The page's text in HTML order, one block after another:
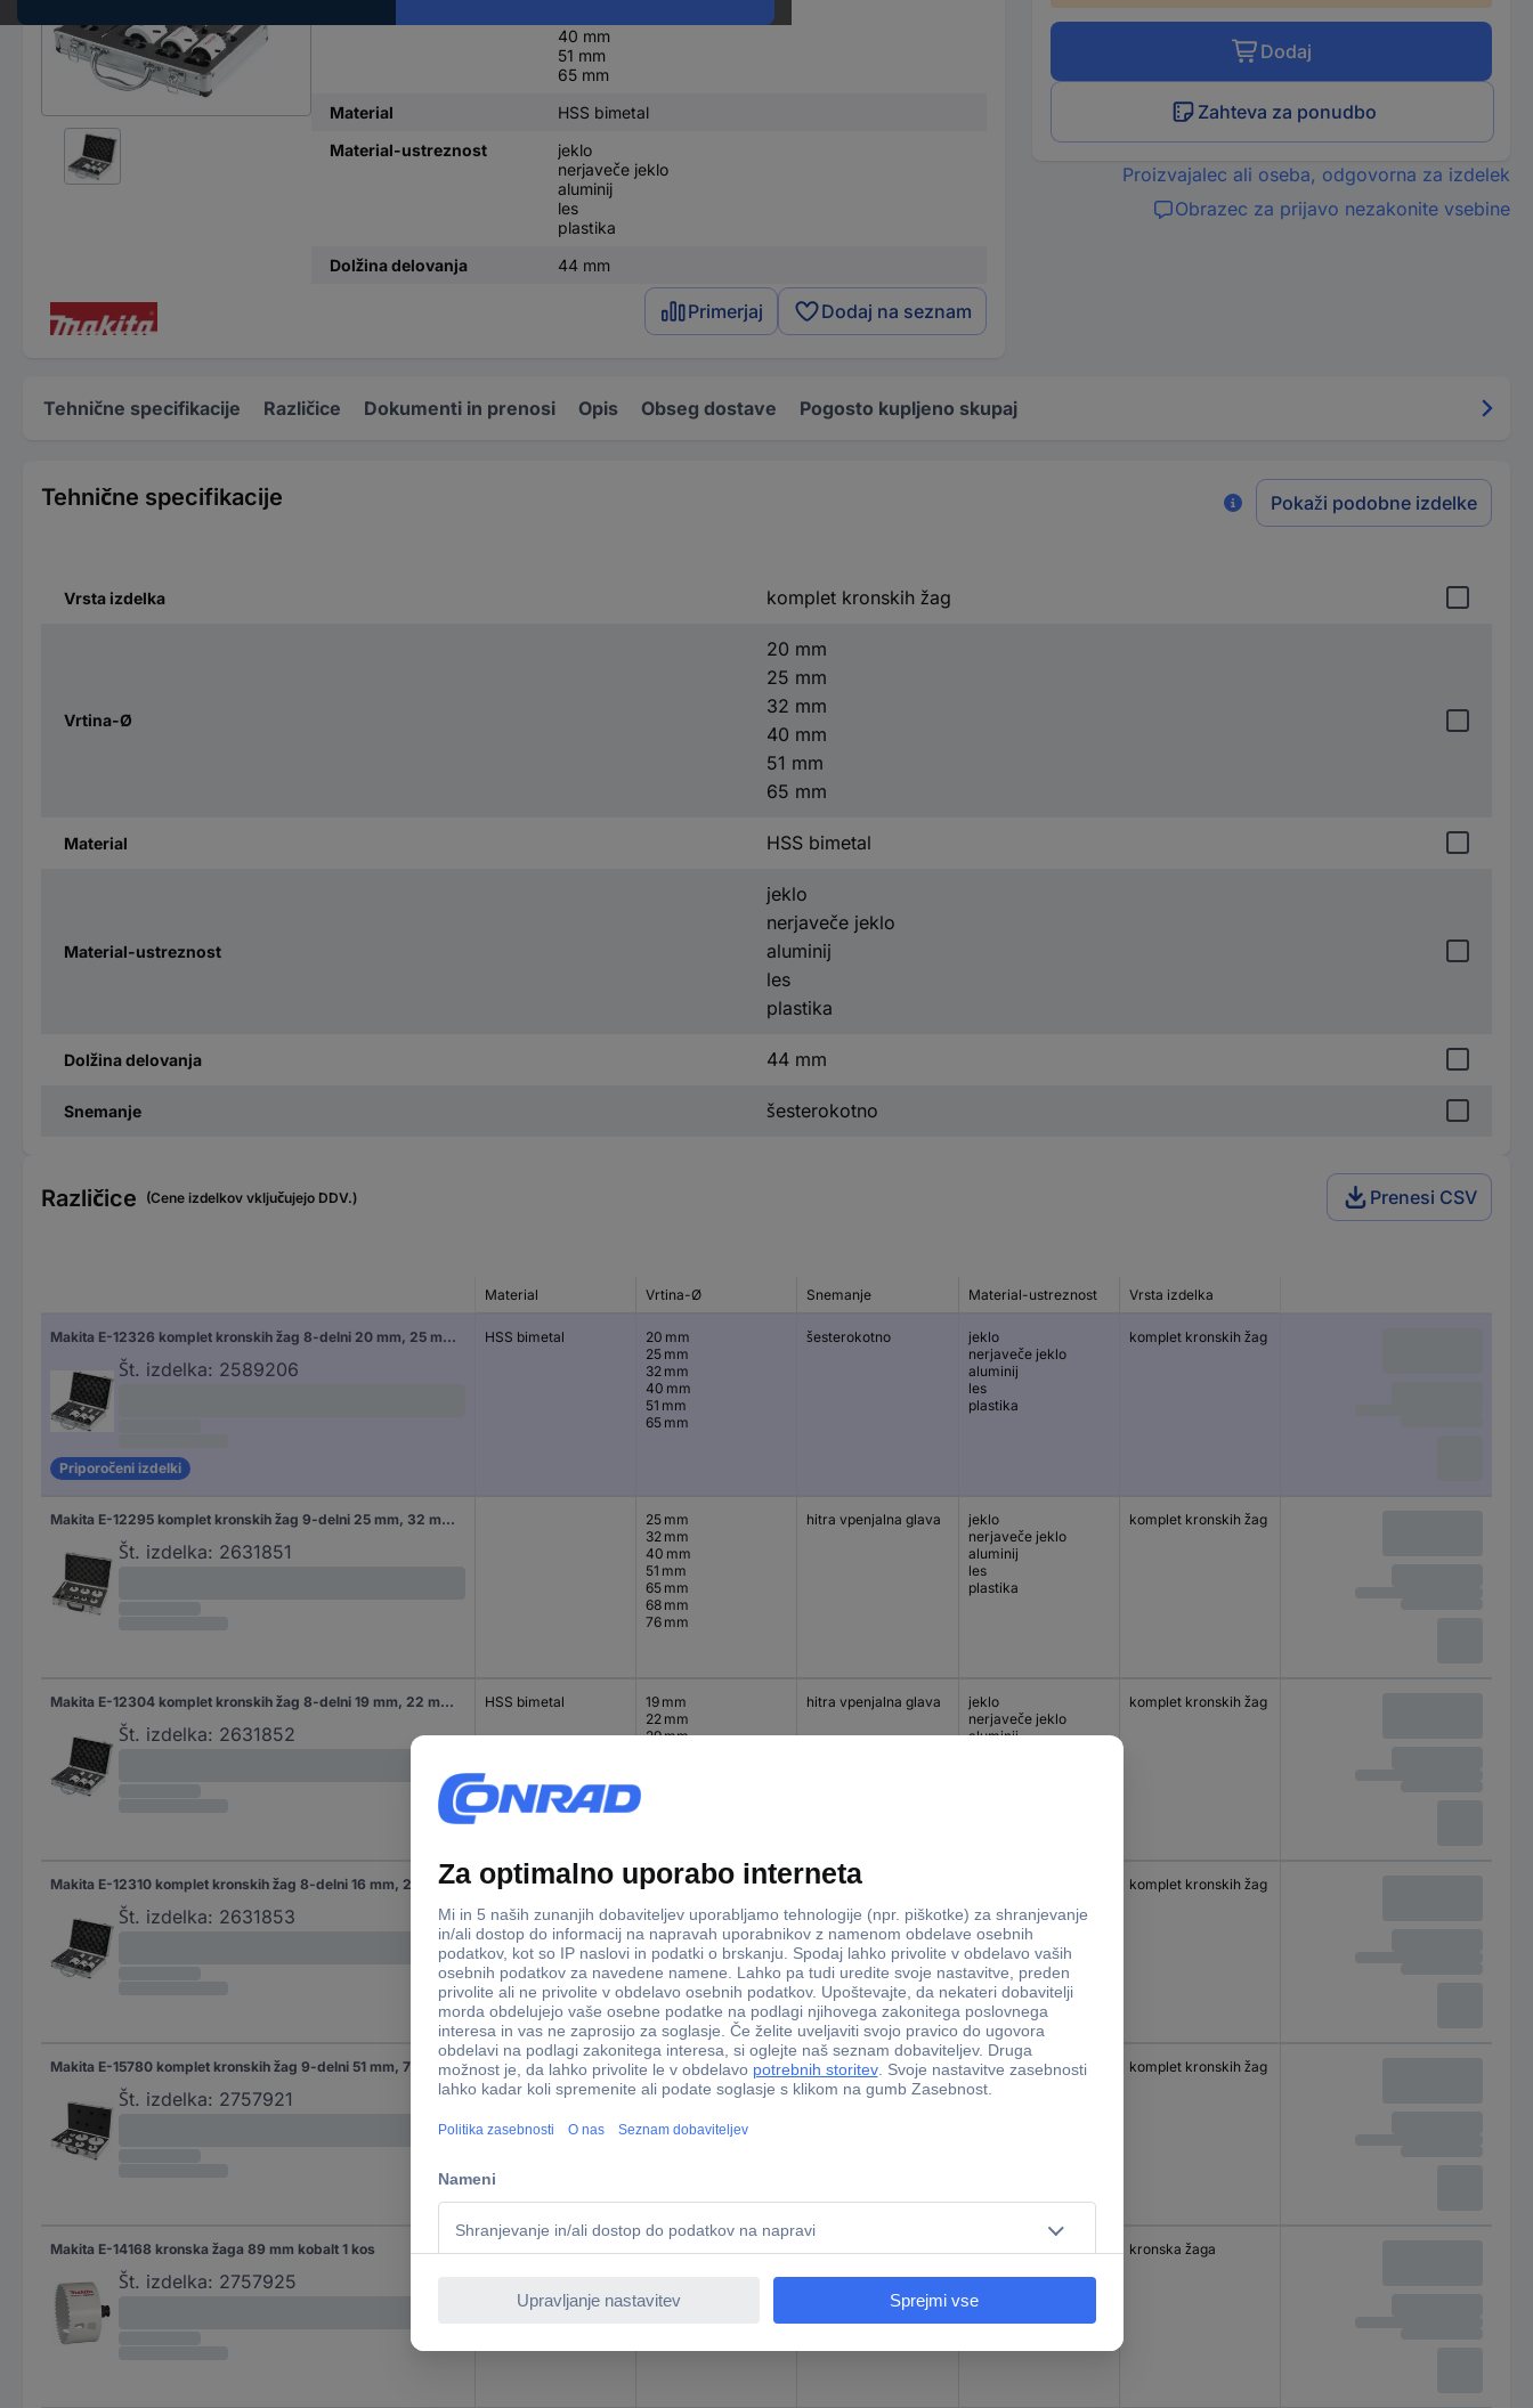
40 mm
51 mm
65 mm
Material
HSS bimetal
Material-ustreznost
jeklo
nerjaveče jeklo
aluminij
les
plastika
Dolžina delovanja
44 mm
Primerjaj Dodaj na seznam
Dodaj
Zahteva za ponudbo
Proizvajalec ali oseba, odgovorna za izdelek
Obrazec za prijavo nezakonite vsebine
Tehnične specifikacije Različice Dokumenti in prenosi Opis Obseg dostave Pogosto kupljeno skupaj
Tehnične specifikacije Pokaži podobne izdelke
Vrsta izdelka komplet kronskih žag
Vrtina-Ø
20 mm
25 mm
32 mm
40 mm
51 mm
65 mm
Material HSS bimetal
Material-ustreznost
jeklo
nerjaveče jeklo
aluminij
les
plastika
Dolžina delovanja 44 mm
Snemanje šesterokotno
Različice (Cene izdelkov vključujejo DDV.) Prenesi CSV
Material Vrtina-Ø Snemanje Material-ustreznost Vrsta izdelka
Makita E-12326 komplet kronskih žag 8-delni 20 mm, 25 mm, 32 mm, 40 mm, 51 mm, 65 mm 1 set
Št. izdelka: 2589206
Priporočeni izdelki
HSS bimetal
20 mm
25 mm
32 mm
40 mm
51 mm
65 mm
šesterokotno
jeklo
nerjaveče jeklo
aluminij
les
plastika
komplet kronskih žag
Makita E-12295 komplet kronskih žag 9-delni 25 mm, 32 mm, 40 mm, 51 mm, 65 mm, 68 mm, 76 mm 1 set
Št. izdelka: 2631851
25 mm
32 mm
40 mm
51 mm
65 mm
68 mm
76 mm
hitra vpenjalna glava
jeklo
nerjaveče jeklo
aluminij
les
plastika
komplet kronskih žag
Makita E-12304 komplet kronskih žag 8-delni 19 mm, 22 mm, 29 mm, 38 mm, 44 mm, 57 mm poliran 1 set
Št. izdelka: 2631852
HSS bimetal
19 mm
22 mm
29 mm
hitra vpenjalna glava
jeklo
nerjaveče jeklo
aluminij
komplet kronskih žag
Makita E-12310 komplet kronskih žag 8-delni 16 mm, 20 mm, 25 mm, 32 mm, 40 mm, 51 mm 1 set
Št. izdelka: 2631853
HSS bimetal
16 mm
25 mm
32 mm
40 mm
51 mm
hitra vpenjalna glava
aluminij
les
plastika
komplet kronskih žag
Makita E-15780 komplet kronskih žag 9-delni 51 mm, 73 mm, 76 mm, 83 mm, 114 mm, 133 mm 1 set
Št. izdelka: 2757921
HSS bimetal
51 mm
73 mm
76 mm
114 mm
šesterokotna gred
jeklo
nerjaveče jeklo
aluminij
komplet kronskih žag
Makita E-14168 kronska žaga 89 mm kobalt 1 kos
Št. izdelka: 2757925
aluminij
les
kronska žaga